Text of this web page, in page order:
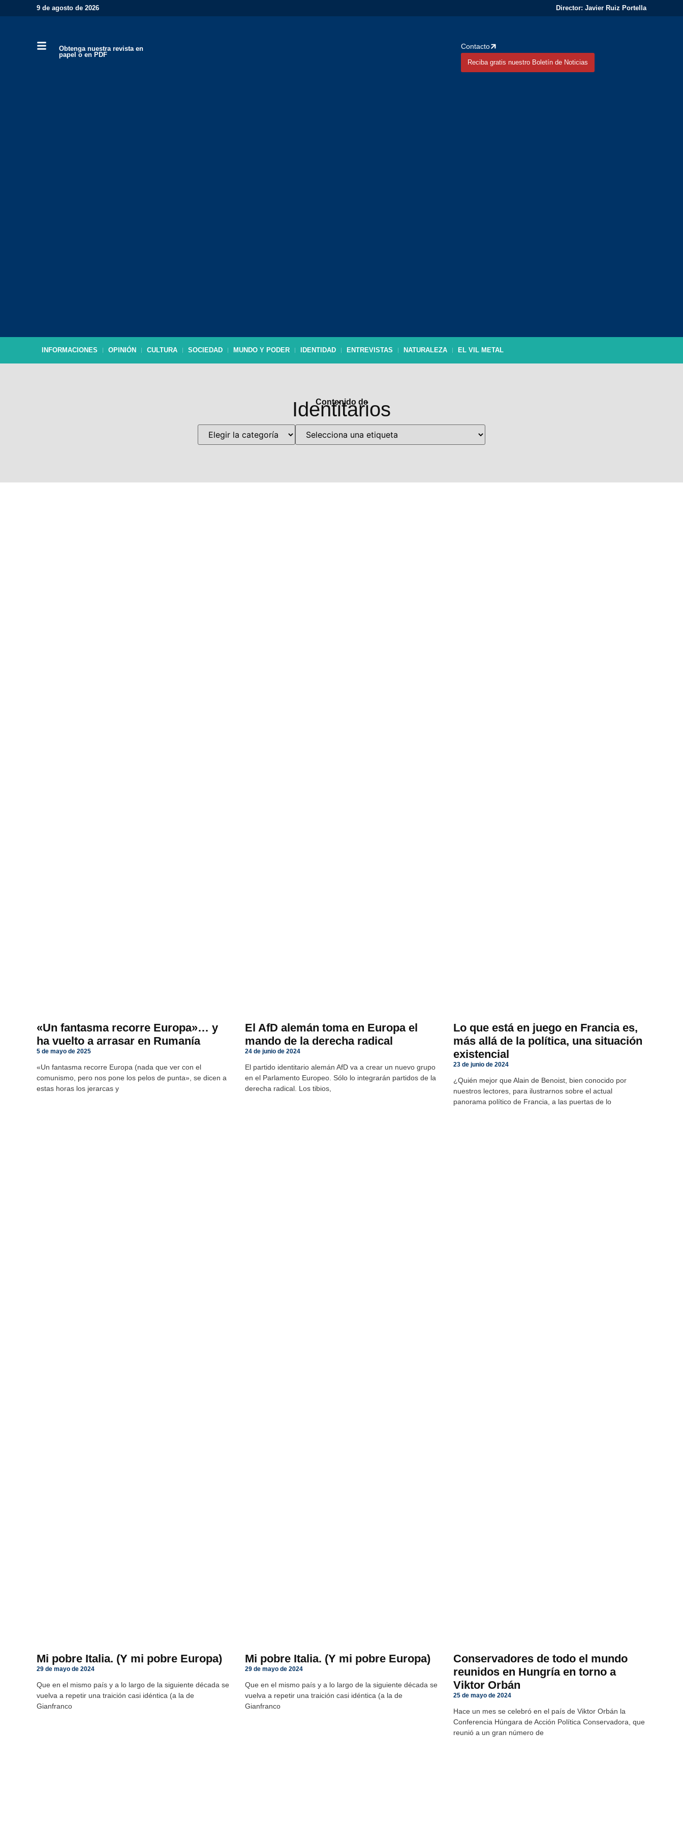
9 de agosto de 2026 Director: Javier Ruiz Portella
Obtenga nuestra revista en
papel o en PDF
Contacto
Reciba gratis nuestro Boletín de Noticias
INFORMACIONES OPINIÓN CULTURA SOCIEDAD MUNDO Y PODER IDENTIDAD ENTREVISTAS NATURALEZA EL VIL METAL
Contenido de
Identitarios
«Un fantasma recorre Europa»… y
ha vuelto a arrasar en Rumanía
5 de mayo de 2025
«Un fantasma recorre Europa (nada que ver con el
comunismo, pero nos pone los pelos de punta», se dicen a
estas horas los jerarcas y
El AfD alemán toma en Europa el
mando de la derecha radical
24 de junio de 2024
El partido identitario alemán AfD va a crear un nuevo grupo
en el Parlamento Europeo. Sólo lo integrarán partidos de la
derecha radical. Los tibios,
Lo que está en juego en Francia es,
más allá de la política, una situación
existencial
23 de junio de 2024
¿Quién mejor que Alain de Benoist, bien conocido por
nuestros lectores, para ilustrarnos sobre el actual
panorama político de Francia, a las puertas de lo
Mi pobre Italia. (Y mi pobre Europa)
29 de mayo de 2024
Que en el mismo país y a lo largo de la siguiente década se
vuelva a repetir una traición casi idéntica (a la de
Gianfranco
Mi pobre Italia. (Y mi pobre Europa)
29 de mayo de 2024
Que en el mismo país y a lo largo de la siguiente década se
vuelva a repetir una traición casi idéntica (a la de
Gianfranco
Conservadores de todo el mundo
reunidos en Hungría en torno a
Viktor Orbán
25 de mayo de 2024
Hace un mes se celebró en el país de Viktor Orbán la
Conferencia Húngara de Acción Política Conservadora, que
reunió a un gran número de